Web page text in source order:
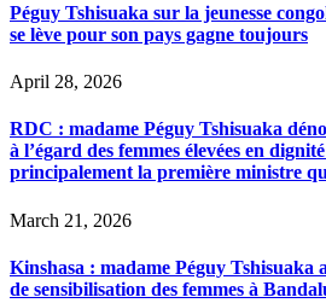
Péguy Tshisuaka sur la jeunesse
se lève pour son pays gagne toujours
April 28, 2026
RDC : madame Péguy Tshisuaka
à l’égard des femmes élevées en
principalement la première ministre
March 21, 2026
Kinshasa : madame Péguy Tshisuaka
de sensibilisation des femmes à